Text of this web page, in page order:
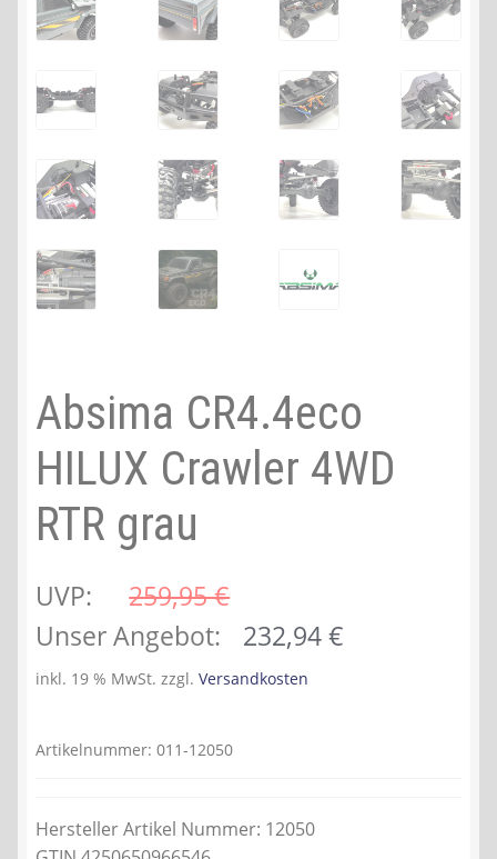
Absima CR4.4eco
HILUX Crawler 4WD
RTR grau
UVP: 259,95 €
Ursprünglicher
Preis
259,95 €
Unser Angebot: 232,94€Aktueller
inkl. 19 % MwSt. zzgl. Versandkosten
Hersteller Artikel Nummer: 12050
Artikelnummer: 011-12050